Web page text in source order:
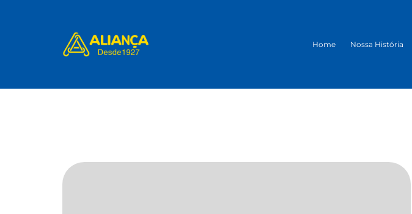
Home Nossa História